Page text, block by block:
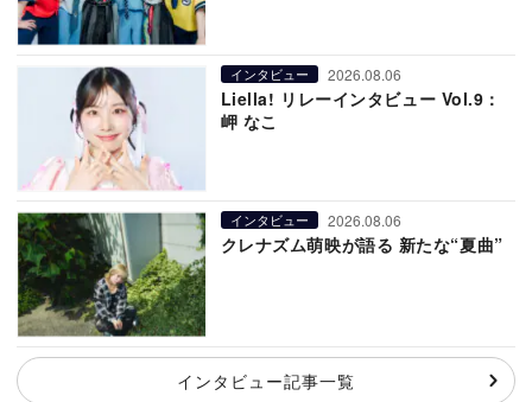
インタビュー 2026.08.06
Liella! リレーインタビュー Vol.9：
岬 なこ
インタビュー 2026.08.06
クレナズム萌映が語る 新たな“夏曲”
インタビュー記事一覧